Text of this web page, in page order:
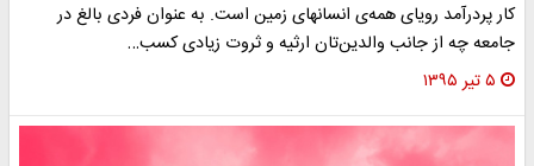
کار پردرآمد رویای همه‌ی انسانهای زمین است. به عنوان فردی بالغ در
جامعه چه از جانب والدین‌تان ارثیه و ثروت زیادی کسب…
۵ تیر ۱۳۹۵